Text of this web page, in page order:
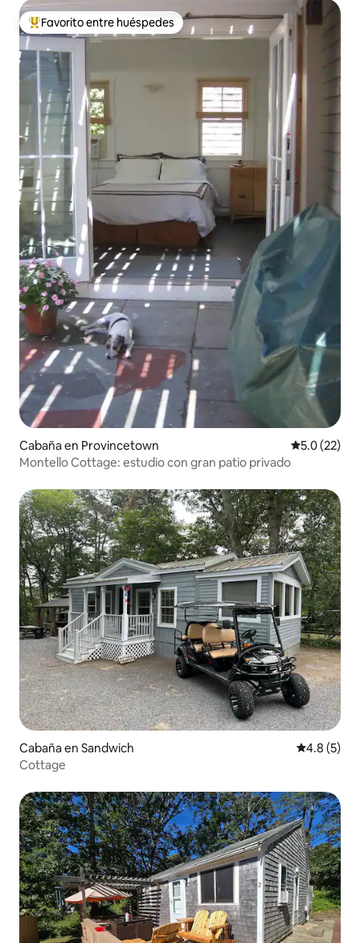
Favorito entre huéspedes preferido
Favorito entre huéspedes
Cabaña en Provincetown Calificación
5.0 (22)
Montello Cottage: estudio con gran patio privado
Cabaña en Sandwich
4.8 (5)
Cottage